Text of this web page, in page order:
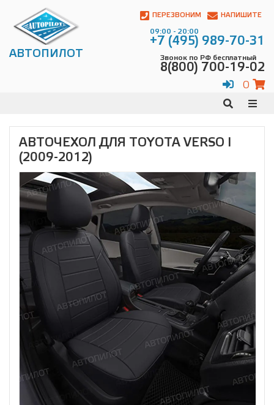
АВТОПИЛОТ
ПЕРЕЗВОНИМ НАПИШИТЕ
09:00 - 20:00
+7 (495) 989-70-31
Звонок по РФ бесплатный
8(800) 700-19-02
0
АВТОЧЕХОЛ ДЛЯ TOYOTA VERSO I
(2009-2012)
Контакты:
Адрес:
Чагинская
700-
Телефон:+7
(495)
почта:
info@avtopilot1.ru